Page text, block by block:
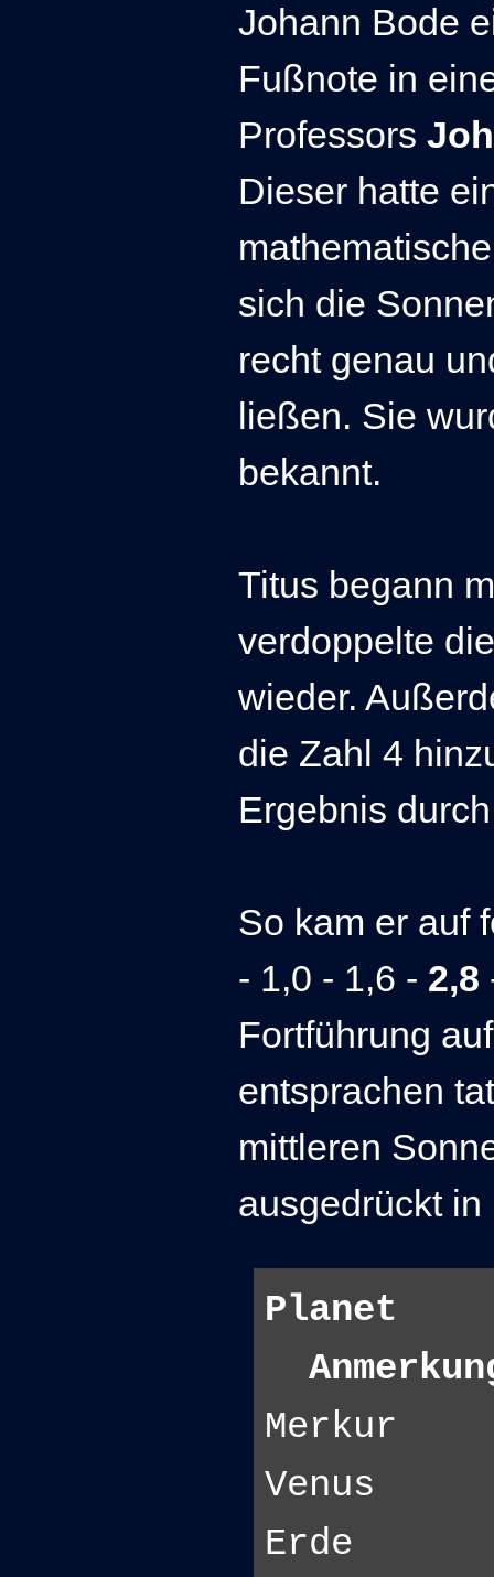
Johann Bode
Fußnote in
Professors
Dieser hatte
sich die
recht genau
ließen. Sie
bekannt.
Titus begann
verdoppelte
wieder.
die Zahl 4
Ergebnis
So kam er auf
- 1,0 - 1,6 - 2,8
Fortführung
entsprachen
mittleren
ausgedrückt in
Planet
Venus
Erde